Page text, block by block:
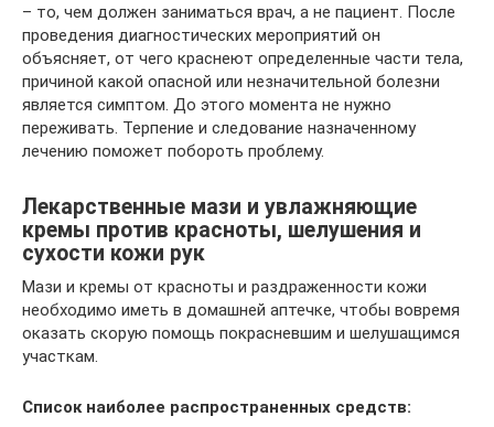
– то, чем должен заниматься врач, а не пациент. После
проведения диагностических мероприятий он
объясняет, от чего краснеют определенные части тела,
причиной какой опасной или незначительной болезни
является симптом. До этого момента не нужно
переживать. Терпение и следование назначенному
лечению поможет побороть проблему.
Лекарственные мази и увлажняющие
кремы против красноты, шелушения и
сухости кожи рук
Мази и кремы от красноты и раздраженности кожи
необходимо иметь в домашней аптечке, чтобы вовремя
оказать скорую помощь покрасневшим и шелушащимся
участкам.
Список наиболее распространенных средств: